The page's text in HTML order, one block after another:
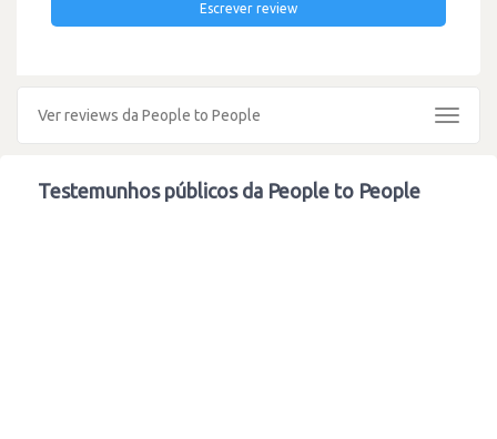
Escrever review
Ver reviews da People to People
Toggle
Testemunhos públicos da People to People